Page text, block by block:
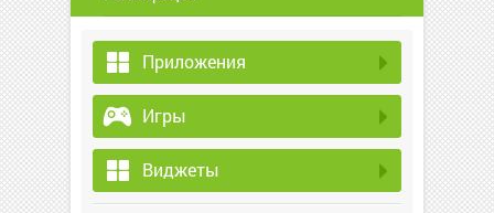
Приложения
Игры
Виджеты